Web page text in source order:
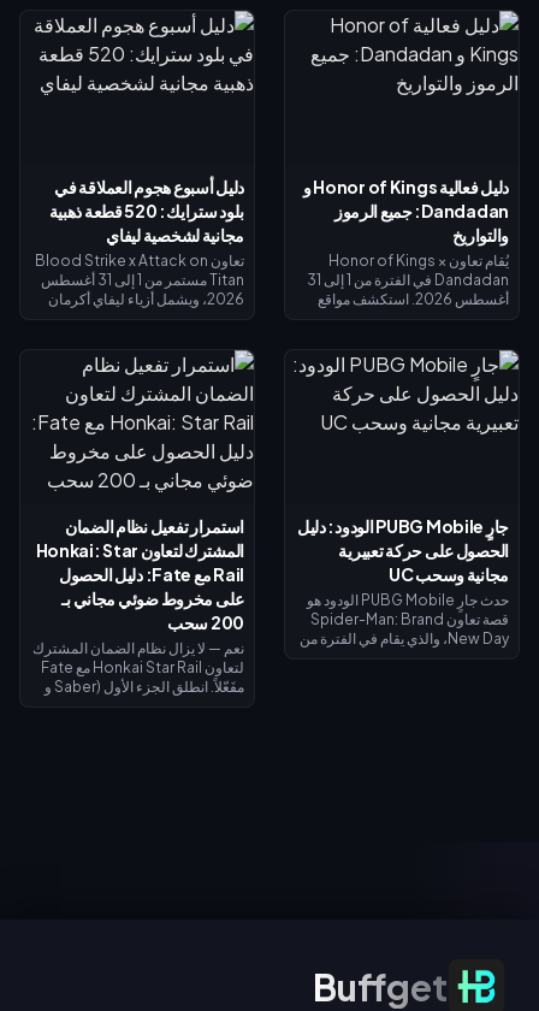
لتعطيك بالضبط 3 أضعاف الدخل
الأساسي - وليس 4 أضعاف. تبلغ
تكلفة مضاعفة الأموال 2x نحو 119
(الإجمالي 618). اشترِ مضاعفة الأموال
الحدث، لذا احرص على استبدال كل
شيء الآن: تكلفة أزياء التقاطع
الرئيسية 1,200 شارة، والأزياء
رصيدك في صفحة الحدث، واتبع قائمة
دليل فعالية Honor of Kings و
Dandadan: جميع الرموز
والتواريخ
يُقام تعاون Honor of Kings ×
Dandadan في الفترة من 1 إلى 31
أغسطس 2026. استكشف مواقع
الاسترداد، وأنجز المهام اليومية
للحصول على عملات رييروكو
(Reiryoku) - وهي العملة
المستخدمة للحصول على مظهر مومو
أيايسي (Momo Ayase) الملحمي
الاستبدال في 31 أغسطس.
دليل أسبوع هجوم العملاقة في
بلود سترايك: 520 قطعة ذهبية
مجانية لشخصية ليفاي
تعاون Blood Strike x Attack on
Titan مستمر من 1 إلى 31 أغسطس
2026، ويشمل أزياء ليفاي أكرمان
سترايك (15 يوليو – 14 أغسطس
2026) تعيد لك 520 قطعة ذهبية عند
الوصول إلى المستوى الأقصى — وهي
كافية لتمويل تذكرة النخبة أو محاولات
الحصول على ليفاي. يوضح لك دليل
الأسبوع الأول هذا كيفية جمع الذهب
المجاني، واسترداد الرموز، وتوقيت
استرداد الأموال بحيث لا يكلفك ليفاي
جارٍ PUBG Mobile الودود: دليل
الحصول على حركة تعبيرية
مجانية وسحب UC
حدث جارٍ PUBG Mobile الودود هو
قصة تعاون Spider-Man: Brand
New Day، والذي يقام في الفترة من
استمرار تفعيل نظام الضمان
المشترك لتعاون Honkai: Star
Rail مع Fate: دليل الحصول
على مخروط ضوئي مجاني بـ
200 سحب
نعم — لا يزال نظام الضمان المشترك
لتعاون Honkai Star Rail مع Fate
مفَعّلاً. انطلق الجزء الأول (Saber و
الاشتراك في العروضBuffget